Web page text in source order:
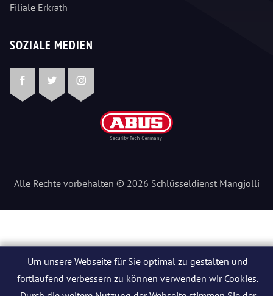
Filiale Erkrath
SOZIALE MEDIEN
FacebookTwitterInstagram
Alle Rechte vorbehalten © 2026 Schlüsseldienst Mangjolli
Um unsere Webseite für Sie optimal zu gestalten und
fortlaufend verbessern zu können verwenden wir Cookies.